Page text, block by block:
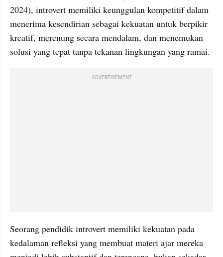
2024), introvert memiliki keunggulan kompetitif dalam
menerima kesendirian sebagai kekuatan untuk berpikir
kreatif, merenung secara mendalam, dan menemukan
solusi yang tepat tanpa tekanan lingkungan yang ramai.
ADVERTISEMENT
Seorang pendidik introvert memiliki kekuatan pada
kedalaman refleksi yang membuat materi ajar mereka